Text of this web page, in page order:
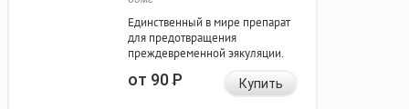
Единственный в мире препарат
для предотвращения
преждевременной эякуляции.
от 90Р Купить